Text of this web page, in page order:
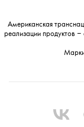
The
Американская
реализации продуктов